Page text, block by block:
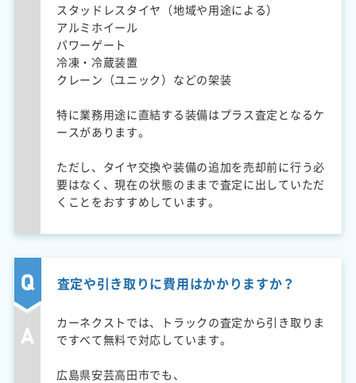
スタッドレスタイヤ（地域や用途による）
アルミホイール
パワーゲート
冷凍・冷蔵装置
クレーン（ユニック）などの架装
特に業務用途に直結する装備はプラス査定となるケ
ースがあります。
ただし、タイヤ交換や装備の追加を売却前に行う必
要はなく、現在の状態のままで査定に出していただ
くことをおすすめしています。
査定や引き取りに費用はかかりますか？
カーネクストでは、トラックの査定から引き取りま
ですべて無料で対応しています。
広島県安芸高田市でも、